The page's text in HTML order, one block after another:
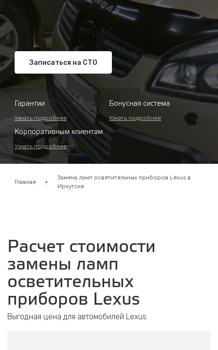
Записаться на СТО
Гарантии
Узнать подробнее
Бонусная система
Узнать подробнее
Корпоративным клиентам
Узнать подробнее
Главная
Замена ламп осветительных приборов Lexus в
Иркутске
Расчет стоимости
замены ламп
осветительных
приборов Lexus
Выгодная цена для автомобилей Lexus